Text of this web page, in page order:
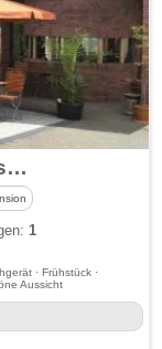
Gästehaus Bollig - Ihr Zuhause für die Ferienzeit an der Mosel
1
· Frühstück ·
Aussicht